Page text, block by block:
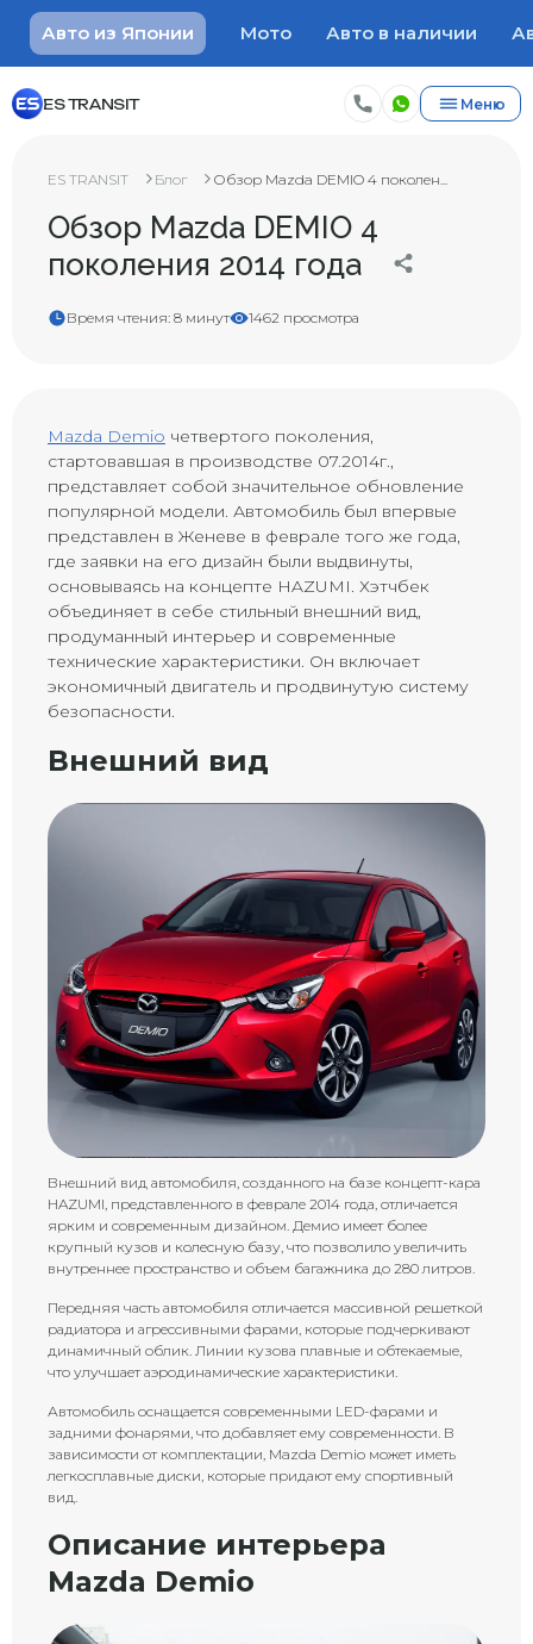
Авто из Японии Мото Авто в наличии
ES TRANSIT Меню
ES TRANSIT Блог Обзор Mazda DEMIO 4 поколен...
Обзор Mazda DEMIO 4
поколения 2014 года
Время чтения: 8 минут 1462 просмотра
Mazda Demio четвертого поколения,
стартовавшая в производстве 07.2014г.,
представляет собой значительное обновление
популярной модели. Автомобиль был впервые
представлен в Женеве в феврале того же года,
где заявки на его дизайн были выдвинуты,
основываясь на концепте HAZUMI. Хэтчбек
объединяет в себе стильный внешний вид,
продуманный интерьер и современные
технические характеристики. Он включает
экономичный двигатель и продвинутую систему
безопасности.
Внешний вид
Внешний вид автомобиля, созданного на базе концепт-кара
HAZUMI, представленного в феврале 2014 года, отличается
ярким и современным дизайном. Демио имеет более
крупный кузов и колесную базу, что позволило увеличить
внутреннее пространство и объем багажника до 280 литров.
Передняя часть автомобиля отличается массивной решеткой
радиатора и агрессивными фарами, которые подчеркивают
динамичный облик. Линии кузова плавные и обтекаемые,
что улучшает аэродинамические характеристики.
Автомобиль оснащается современными LED-фарами и
задними фонарями, что добавляет ему современности. В
зависимости от комплектации, Mazda Demio может иметь
легкосплавные диски, которые придают ему спортивный
вид.
Описание интерьера
Mazda Demio